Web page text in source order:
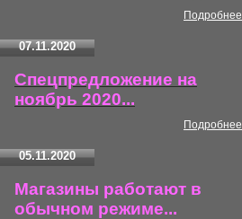
Подробнее
07.11.2020
Спецпредложение на
ноябрь 2020...
Подробнее
05.11.2020
Магазины работают в
обычном режиме...